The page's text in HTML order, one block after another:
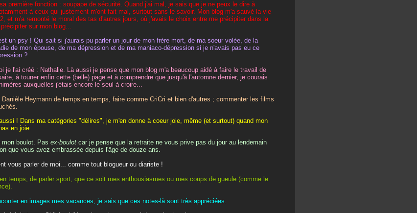
première fonction : soupape de sécurité. Quand j'ai mal, je sais que je ne peux le dire à
à ceux qui justement m'ont fait mal, surtout sans le savoir. Mon blog m'a sauvé la vie
et m'a remonté le moral des tas d'autres jours, où j'avais le choix entre me précipiter dans la
sur mon blog...
un psy ! Qui sait si j'aurais pu parler un jour de mon frère mort, de ma soeur volée, de la
de mon épouse, de ma dépression et de ma maniaco-dépression si je n'avais pas eu ce
?
je l'ai créé : Nathalie. Là aussi je pense que mon blog m'a beaucoup aidé à faire le travail de
à touner enfin cette (belle) page et à comprendre que jusqu'à l'automne dernier, je courais
auxquelles j'étais encore le seul à croire...
Danièle Heymann de temps en temps, faire comme CriCri et bien d'autres ; commenter les films
! Dans ma catégories "délires", je m'en donne à coeur joie, même (et surtout) quand mon
en joie.
mon boulot. Pas ex-boulot car je pense que la retraite ne vous prive pas du jour au lendemain
que vous avez embrassée depuis l'âge de douze ans.
vous parler de moi... comme tout blogueur ou diariste !
temps, de parler sport, que ce soit mes enthousiasmes ou mes coups de gueule (comme le
en images mes vacances, je sais que ces notes-là sont très appréciées.